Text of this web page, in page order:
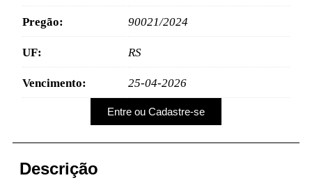
Pregão: 90021/2024
UF: RS
Vencimento: 25-04-2026
Entre ou Cadastre-se
Descrição